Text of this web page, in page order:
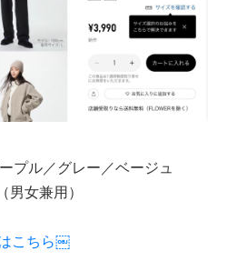
プル／グレー／ベージュ
男女兼用）
こちら￼